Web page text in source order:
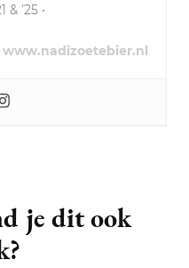
& ’25 •
www.nadizoetebier.nl
je dit ook